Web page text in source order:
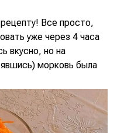
Все просто,
уже через 4 часа
вкусно, но на
морковь была